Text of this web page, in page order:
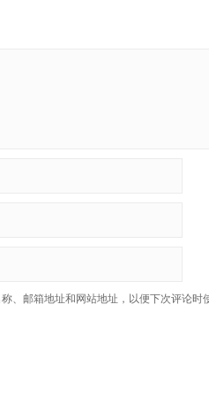
、邮箱地址和网站地址，以便下次评论时